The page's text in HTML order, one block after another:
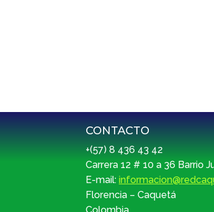
CONTACTO
+(57) 8 436 43 42
Carrera 12 # 10 a 36 Barrio
E-mail:
Florencia – Caquetá